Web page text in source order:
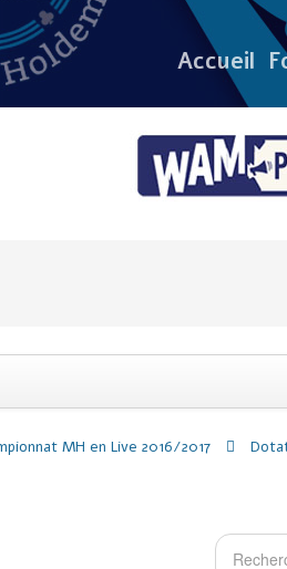
Accueil
MH en Live 2016/2017